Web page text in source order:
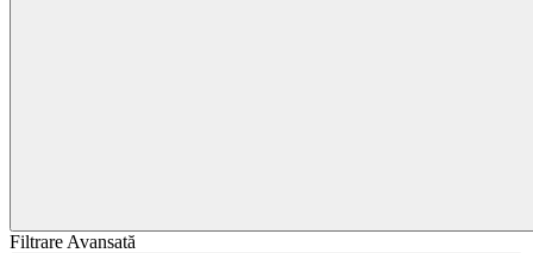
Filtrare Avansată